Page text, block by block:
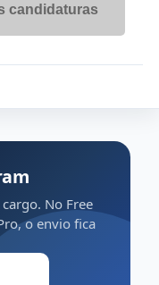
candidaturas
No Free
o envio fica